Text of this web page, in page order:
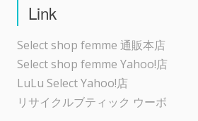
Link
Select shop femme 通販本店
Select shop femme Yahoo!店
LuLu Select Yahoo!店
リサイクルブティック ウーボ